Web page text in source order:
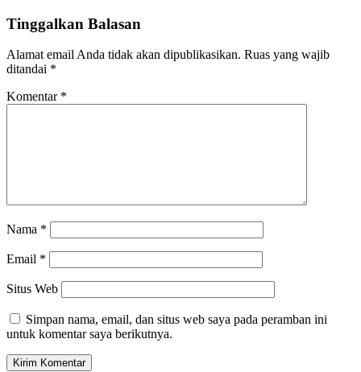
Tinggalkan Balasan
Alamat email Anda tidak akan dipublikasikan. Ruas yang wajib
ditandai *
Komentar *
Nama *
Email *
Situs Web
Simpan nama, email, dan situs web saya pada peramban ini
untuk komentar saya berikutnya.